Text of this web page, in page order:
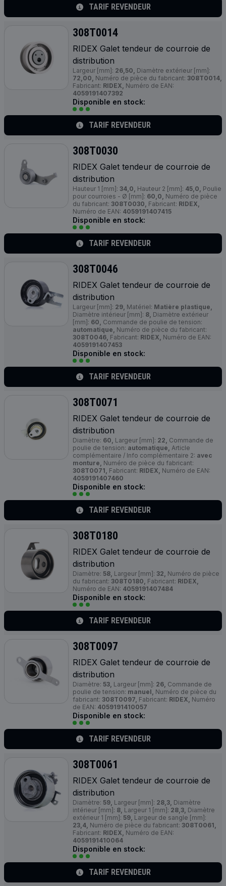
TARIF REVENDEUR
308T0014
RIDEX Galet tendeur de courroie de
distribution
Largeur [mm]: 26,50, Diamètre extérieur [mm]:
72,00, Numéro de pièce du fabricant: 308T0014,
Fabricant: RIDEX, Numéro de EAN:
4059191407392
Disponible en stock:
TARIF REVENDEUR
308T0030
RIDEX Galet tendeur de courroie de
distribution
Hauteur 1 [mm]: 34,0, Hauteur 2 [mm]: 45,0, Poulie
pour courroies - Ø [mm]: 60,0, Numéro de pièce
du fabricant: 308T0030, Fabricant: RIDEX,
Numéro de EAN: 4059191407415
Disponible en stock:
TARIF REVENDEUR
308T0046
RIDEX Galet tendeur de courroie de
distribution
Largeur [mm]: 29, Matériel: Matière plastique,
Diamètre intérieur [mm]: 8, Diamètre extérieur
[mm]: 60, Commande de poulie de tension:
automatique, Numéro de pièce du fabricant:
308T0046, Fabricant: RIDEX, Numéro de EAN:
4059191407453
Disponible en stock:
TARIF REVENDEUR
308T0071
RIDEX Galet tendeur de courroie de
distribution
Diamètre: 60, Largeur [mm]: 22, Commande de
poulie de tension: automatique, Article
complémentaire / Info complémentaire 2: avec
monture, Numéro de pièce du fabricant:
308T0071, Fabricant: RIDEX, Numéro de EAN:
4059191407460
Disponible en stock:
TARIF REVENDEUR
308T0180
RIDEX Galet tendeur de courroie de
distribution
Diamètre: 58, Largeur [mm]: 32, Numéro de pièce
du fabricant: 308T0180, Fabricant: RIDEX,
Numéro de EAN: 4059191407484
Disponible en stock:
TARIF REVENDEUR
308T0097
RIDEX Galet tendeur de courroie de
distribution
Diamètre: 53, Largeur [mm]: 26, Commande de
poulie de tension: manuel, Numéro de pièce du
fabricant: 308T0097, Fabricant: RIDEX, Numéro
de EAN: 4059191410057
Disponible en stock:
TARIF REVENDEUR
308T0061
RIDEX Galet tendeur de courroie de
distribution
Diamètre: 59, Largeur [mm]: 28,3, Diamètre
intérieur [mm]: 8, Largeur 1 [mm]: 28,3, Diamètre
extérieur 1 [mm]: 59, Largeur de sangle [mm]:
23,4, Numéro de pièce du fabricant: 308T0061,
Fabricant: RIDEX, Numéro de EAN:
4059191410064
Disponible en stock:
TARIF REVENDEUR